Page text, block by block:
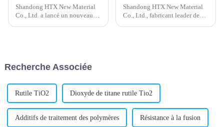
Shandong HTX New Material
Co., Ltd. a lancé un nouveau
destiné à…
Shandong HTX New Material
Co., Ltd., fabricant leader de
Recherche Associée
Rutile TiO2 Dioxyde de titane rutile Tio2
Additifs de traitement des polymères Résistance à la fusion